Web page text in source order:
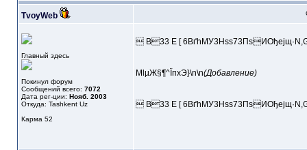
TvoyWeb
Главный здесь
Покинул форум
Сообщений всего: 7072
Дата рег-ции: Нояб. 2003
Откуда: Tashkent Uz
Карма 52
 B33 E [
MlµЖ§¶^ЇпхЭ}\n\n(Добавление)
 B33 E [